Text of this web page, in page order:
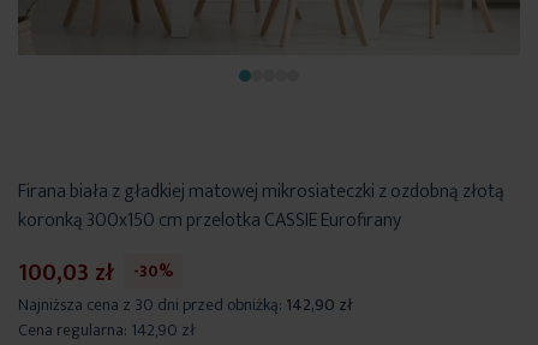
Firana biała z gładkiej matowej mikrosiateczki z ozdobną złotą
koronką 300x150 cm przelotka CASSIE Eurofirany
100,03 zł
-30%
Najniższa cena z 30 dni przed obniżką: 142,90 zł
Cena regularna: 142,90 zł